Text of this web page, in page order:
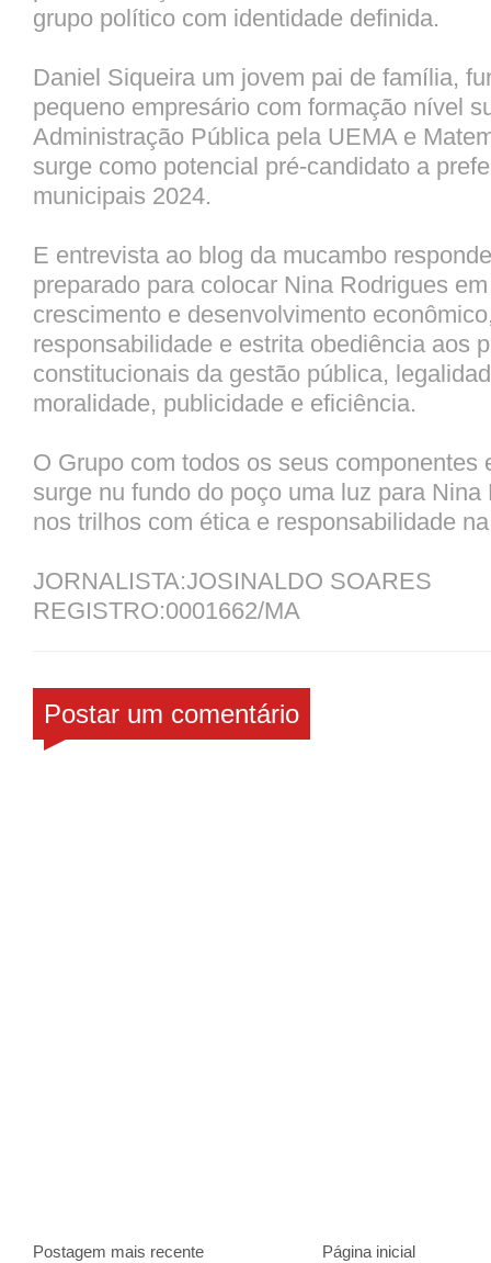
grupo político com identidade definida.
Daniel Siqueira um jovem pai de família,
pequeno empresário com formação nível
Administração Pública pela UEMA e
surge como potencial pré-candidato a
municipais 2024.
E entrevista ao blog da mucambo
preparado para colocar Nina Rodrigues
crescimento e desenvolvimento
responsabilidade e estrita obediência aos
constitucionais da gestão pública,
moralidade, publicidade e eficiência.
O Grupo com todos os seus componentes
surge nu fundo do poço uma luz para Nina
nos trilhos com ética e responsabilidade
JORNALISTA:JOSINALDO SOARES
REGISTRO:0001662/MA
Postar um comentário
Postagem mais recente Página inicial